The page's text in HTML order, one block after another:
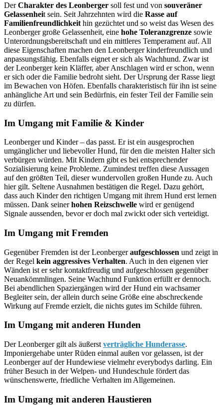
DerCharakter des Leonberger soll fest und von souveräner
Gelassenheit sein. Seit Jahrzehnten wird die Rasse auf
Familienfreundlichkeit hin gezüchtet und so weist das Wesen des
Leonberger große Gelassenheit, eine hohe Toleranzgrenze sowie
Unterordnungsbereitschaft und ein mittleres Temperament auf. All
diese Eigenschaften machen den Leonberger kinderfreundlich und
anpassungsfähig. Ebenfalls eignet er sich als Wachhund. Zwar ist
der Leonberger kein Kläffer, aber Anschlagen wird er schon, wenn
er sich oder die Familie bedroht sieht. Der Ursprung der Rasse liegt
im Bewachen von Höfen. Ebenfalls charakteristisch für ihn ist seine
anhängliche Art und sein Bedürfnis, ein fester Teil der Familie sein
zu dürfen.
Im Umgang mit Familie & Kinder
Leonberger und Kinder – das passt. Er ist ein ausgesprochen
umgänglicher und liebevoller Hund, für den die meisten Halter sich
verbürgen würden. Mit Kindern gibt es bei entsprechender
Sozialisierung keine Probleme. Zumindest treffen diese Aussagen
auf den größten Teil, dieser wundervollen großen Hunde zu. Auch
hier gilt. Seltene Ausnahmen bestätigen die Regel. Dazu gehört,
dass auch Kinder den richtigen Umgang mit ihrem Hund erst lernen
müssen. Dank seinerhohen Reizschwelle wird er genügend
Signale aussenden, bevor er doch mal zwickt oder sich verteidigt.
Im Umgang mit Fremden
Gegenüber Fremden ist der Leonbergeraufgeschlossen und zeigt in
der Regel kein aggressives Verhalten. Auch in den eigenen vier
Wänden ist er sehr kontaktfreudig und aufgeschlossen gegenüber
Neuankömmlingen. Seine Wachhund Funktion erfüllt er dennoch.
Bei abendlichen Spaziergängen wird der Hund ein wachsamer
Begleiter sein, der allein durch seine Größe eine abschreckende
Wirkung auf Fremde erzielt, die nichts gutes im Schilde führen.
Im Umgang mit anderen Hunden
Der Leonberger gilt als äußerst verträgliche Hunderasse.
Imponiergehabe unter Rüden einmal außen vor gelassen, ist der
Leonberger auf der Hundewiese vielmehr everybodys darling. Ein
früher Besuch in der Welpen- und Hundeschule fördert das
wünschenswerte, friedliche Verhalten im Allgemeinen.
Im Umgang mit anderen Haustieren